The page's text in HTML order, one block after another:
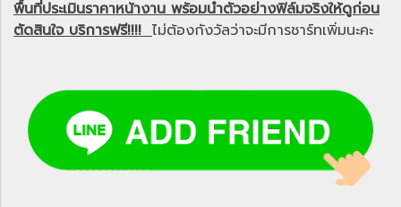
พื้นที่ประเมินราคาหน้างาน พร้อมนำตัวอย่างฟิล์มจริงให้ดูก่อน
ตัดสินใจ บริการฟรี!!!! ไม่ต้องกังวัลว่าจะมีการชาร์ทเพิ่มนะคะ